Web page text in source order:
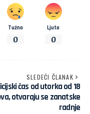
Tužno
0
Ljuto
0
SLEDEĆI ČLANAK
čas od utorka od 18
otvaraju se zanatske
radnje